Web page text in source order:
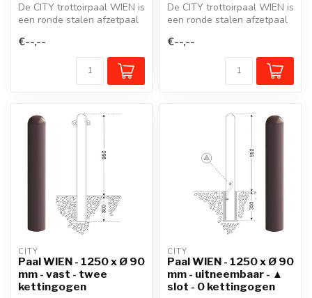
De CITY trottoirpaal WIEN is
een ronde stalen afzetpaal
€--,--
De CITY trottoirpaal WIEN is
een ronde stalen afzetpaal
€--,--
CITY
Paal WIEN - 1250 x Ø 90
mm - vast - twee
kettingogen
CITY
Paal WIEN - 1250 x Ø 90
mm - uitneembaar - ▲
slot - 0 kettingogen